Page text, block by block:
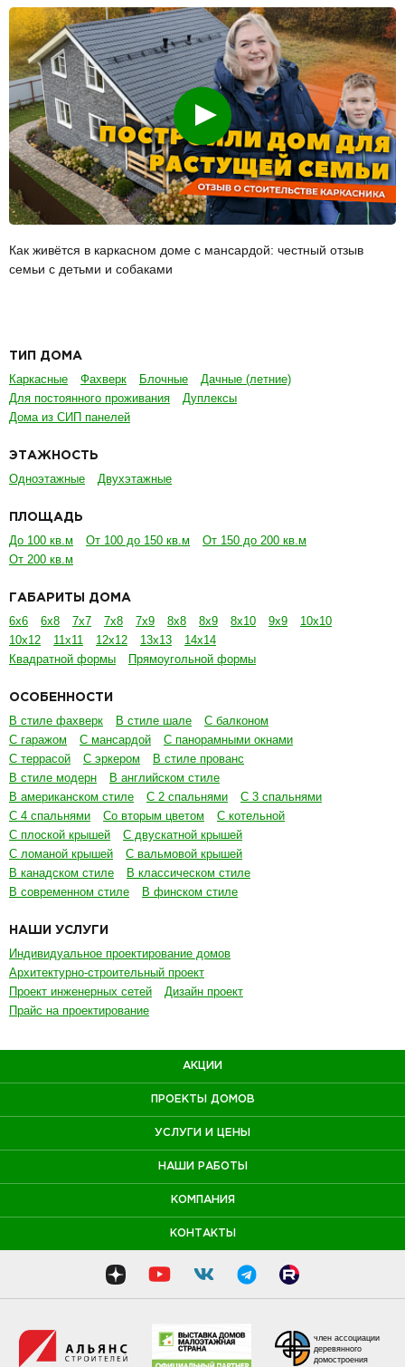
Смотреть
Как живётся в каркасном доме с мансардой: честный отзыв
семьи с детьми и собаками
ТИП ДОМА
Каркасные Фахверк Блочные
Дачные (летние)
Для постоянного проживания
Дуплексы
Дома из СИП панелей
ЭТАЖНОСТЬ
Одноэтажные Двухэтажные
ПЛОЩАДЬ
До 100 кв.м От 100 до 150 кв.м
От 150 до 200 кв.м
От 200 кв.м
ГАБАРИТЫ ДОМА
6х6 6х8 7х7 7х8 7х9 8х8 8х9 8х10 9х9
10х10
10х12
11х11 12х12 13х13
14х14
Квадратной формы
Прямоугольной формы
ОСОБЕННОСТИ
В стиле фахверк В стиле шале
С балконом
С гаражом
С мансардой
С панорамными окнами
С террасой
С эркером
В стиле прованс
В стиле модерн
В английском стиле
В американском стиле
С 2 спальнями
С 3 спальнями
С 4 спальнями
Со вторым цветом
С котельной
С плоской крышей
С двускатной крышей
С ломаной крышей
С вальмовой крышей
В канадском стиле
В классическом стиле
В современном стиле
В финском стиле
НАШИ УСЛУГИ
Индивидуальное проектирование домов
Архитектурно-строительный проект
Проект инженерных сетей
Дизайн проект
Прайс на проектирование
АКЦИИ
ПРОЕКТЫ ДОМОВ
УСЛУГИ И ЦЕНЫ
НАШИ РАБОТЫ
КОМПАНИЯ
КОНТАКТЫ
член ассоциации
деревянного
домостроения